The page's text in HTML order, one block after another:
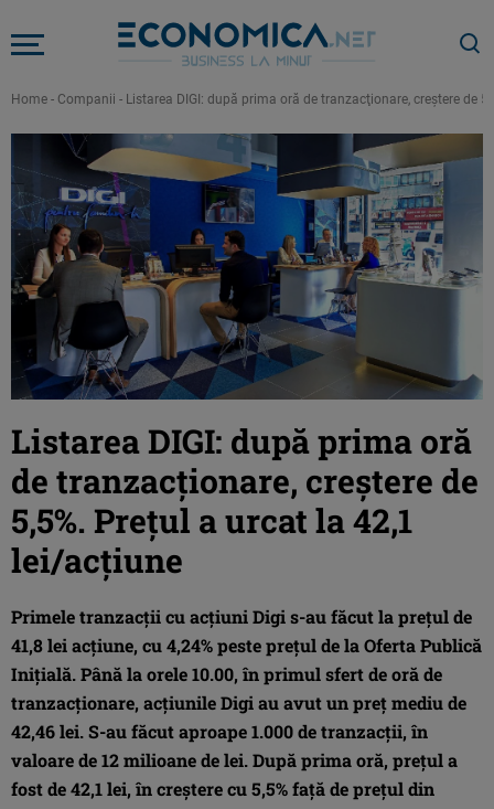
Home - Companii - Listarea DIGI: după prima oră de tranzacţionare, creştere de
Listarea DIGI: după prima oră
de tranzacţionare, creştere de
5,5%. Preţul a urcat la 42,1
lei/acţiune
Primele tranzacţii cu acţiuni Digi s-au făcut la preţul de
41,8 lei acţiune, cu 4,24% peste preţul de la Oferta Publică
Iniţială. Până la orele 10.00, în primul sfert de oră de
tranzacţionare, acţiunile Digi au avut un preţ mediu de
42,46 lei. S-au făcut aproape 1.000 de tranzacţii, în
valoare de 12 milioane de lei. După prima oră, preţul a
fost de 42,1 lei, în creştere cu 5,5% faţă de preţul din